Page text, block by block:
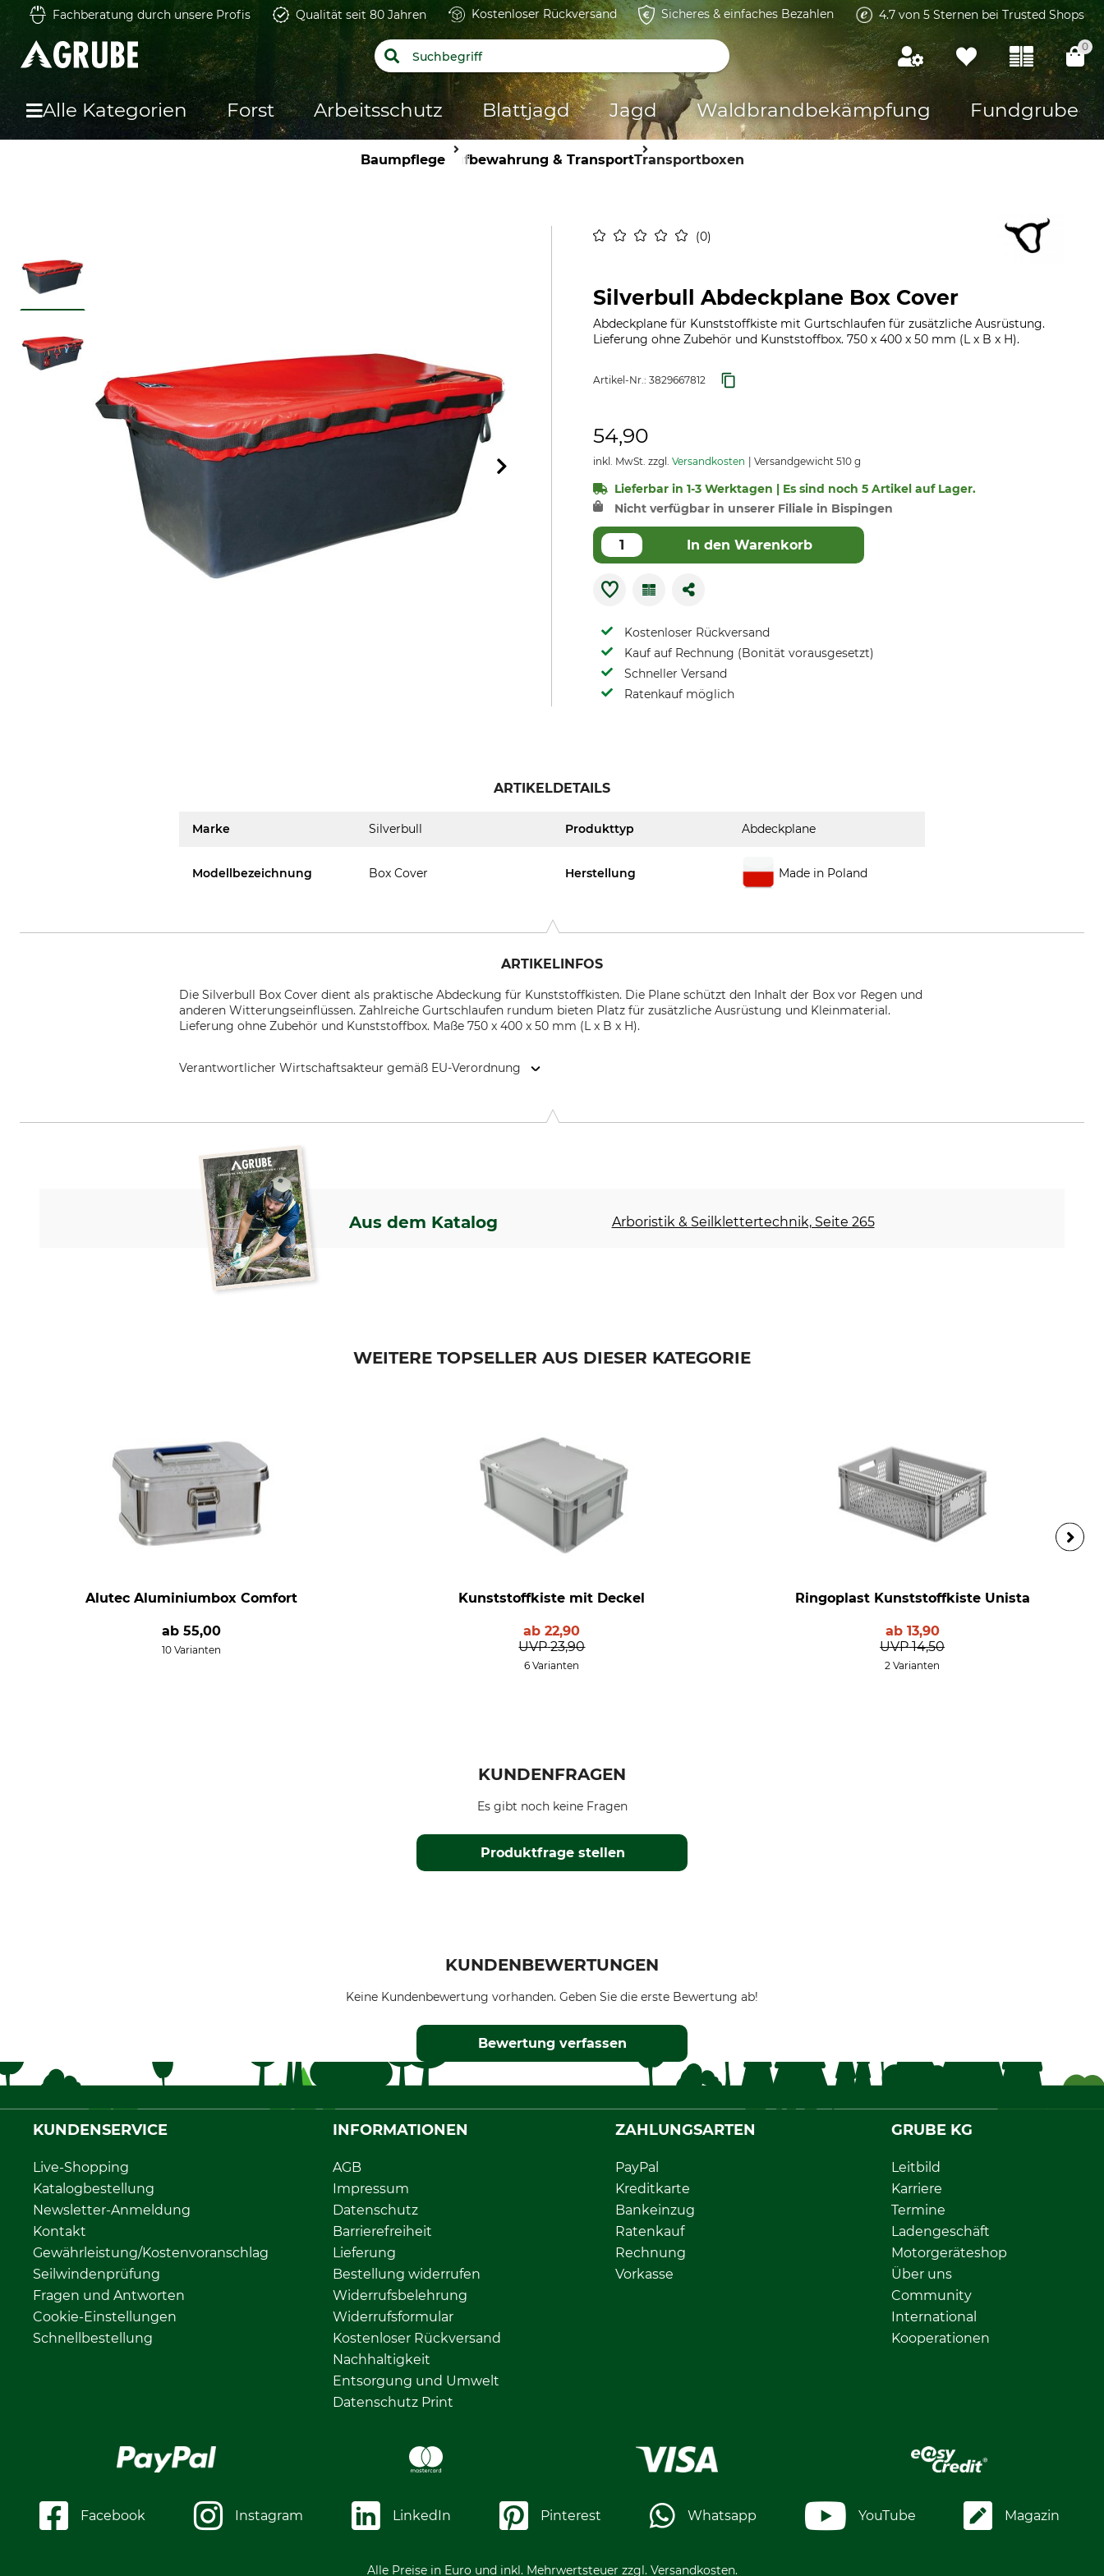
Fachberatung durch unsere Profis Qualität seit 80 Jahren Kostenloser Rückversand Sicheres & einfaches Bezahlen 4.7 von 5 Sternen bei Trusted Shops
0
Alle Kategorien Forst Arbeitsschutz Blattjagd Jagd Waldbrandbekämpfung Fundgrube
BaumpflegeAufbewahrung & TransportTransportboxen
0
Silverbull Abdeckplane Box Cover
Abdeckplane für Kunststoffkiste mit Gurtschlaufen für zusätzliche Ausrüstung.
Lieferung ohne Zubehör und Kunststoffbox. 750 x 400 x 50 mm (L x B x H).
Artikel-Nr.: 3829667812
54,90
inkl. MwSt. zzgl. Versandkosten Versandgewicht 510 g
Lieferbar in 1-3 Werktagen | Es sind noch 5 Artikel auf Lager.
Nicht verfügbar in unserer Filiale in Bispingen
In den Warenkorb
Kostenloser Rückversand
Kauf auf Rechnung (Bonität vorausgesetzt)
Schneller Versand
Ratenkauf möglich
ARTIKELDETAILS
Marke Silverbull Produkttyp Abdeckplane
Modellbezeichnung Box Cover Herstellung Made in Poland
ARTIKELINFOS
Die Silverbull Box Cover dient als praktische Abdeckung für Kunststoffkisten. Die Plane schützt den Inhalt der Box vor Regen und
anderen Witterungseinflüssen. Zahlreiche Gurtschlaufen rundum bieten Platz für zusätzliche Ausrüstung und Kleinmaterial.
Lieferung ohne Zubehör und Kunststoffbox. Maße 750 x 400 x 50 mm (L x B x H).
Verantwortlicher Wirtschaftsakteur gemäß EU-Verordnung
Aus dem Katalog Arboristik & Seilklettertechnik, Seite 265
WEITERE TOPSELLER AUS DIESER KATEGORIE
Alutec Aluminiumbox Comfort
ab55,00
10 Varianten
Kunststoffkiste mit Deckel
ab22,90
UVP 23,90
6 Varianten
Ringoplast Kunststoffkiste Unista
ab 13,90
UVP 14,50
2 Varianten
KUNDENFRAGEN
Produktfrage stellen
Es gibt noch keine Fragen
KUNDENBEWERTUNGEN
Keine Kundenbewertung vorhanden. Geben Sie die erste Bewertung ab!
Bewertung verfassen
KUNDENSERVICE
Live-Shopping
Katalogbestellung
Newsletter-Anmeldung
Kontakt
Gewährleistung/Kostenvoranschlag
Seilwindenprüfung
Fragen und Antworten
Cookie-Einstellungen
Schnellbestellung
INFORMATIONEN
AGB
Impressum
Datenschutz
Barrierefreiheit
Lieferung
Bestellung widerrufen
Widerrufsbelehrung
Widerrufsformular
Kostenloser Rückversand
Nachhaltigkeit
Entsorgung und Umwelt
Datenschutz Print
ZAHLUNGSARTEN
PayPal
Kreditkarte
Bankeinzug
Ratenkauf
Rechnung
Vorkasse
GRUBE KG
Leitbild
Karriere
Termine
Ladengeschäft
Motorgeräteshop
Über uns
Community
International
Kooperationen
Facebook Instagram LinkedIn Pinterest Whatsapp YouTube Magazin
Alle Preise in Euro und inkl. Mehrwertsteuer zzgl. Versandkosten.